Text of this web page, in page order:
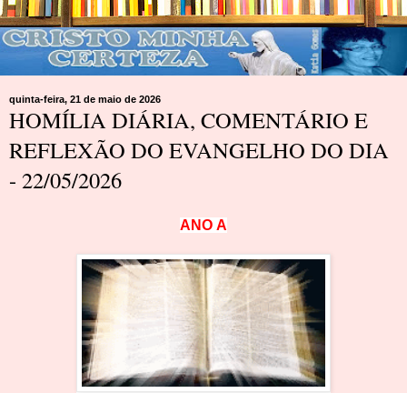
quinta-feira, 21 de maio de 2026
HOMÍLIA DIÁRIA, COMENTÁRIO E
REFLEXÃO DO EVANGELHO DO DIA
- 22/05/2026
A NO A